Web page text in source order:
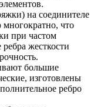
на соединителе
многократно, что
при частом
жесткости
большие
изготовлены
ребро